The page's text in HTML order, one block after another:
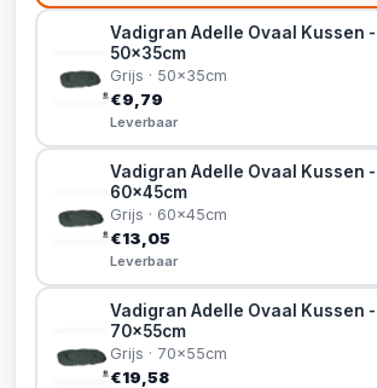
Vadigran Adelle Ovaal Kussen
50x35cm
Grijs · 50x35cm
€9,79
Leverbaar
Vadigran Adelle Ovaal Kussen
60x45cm
Grijs · 60x45cm
€13,05
Leverbaar
Vadigran Adelle Ovaal Kussen
70x55cm
Grijs · 70x55cm
€19,58